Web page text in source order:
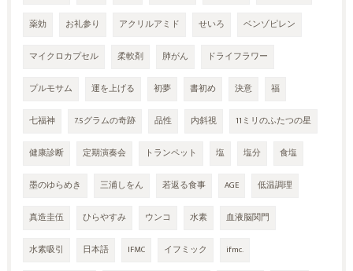
薬効 お礼参り アクリルアミド せいろ ベンゾピレン
マイクロカプセル 柔軟剤 肺がん ドライフラワー
プルモサム 運を上げる 初夢 書初め 決意 福
七福神 7.5グラムの奇跡 品性 内斜視 11ミリのふたつの星
健康診断 定期演奏会 トランペット 塩 塩分 食塩
墨のゆらめき 三浦しをん 若返る食事 AGE 低温調理
真造圭伍 ひらやすみ ウンコ 水素 血液脳関門
水素吸引 日本語 IFMC イフミック ifmc.